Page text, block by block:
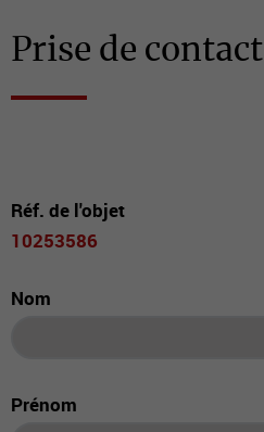
Prise de contact
Réf. de l'objet
10253586
Nom
Prénom